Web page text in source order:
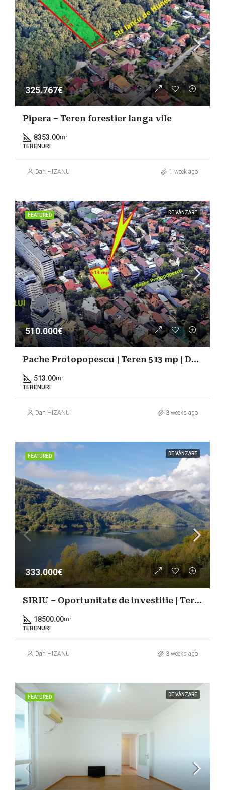
325.767€
Pipera – Teren forestier langa vile
8353.00m²
TERENURI
Dan HIZANU 1 week ago
FEATURED DE VÂNZARE
510.000€
Pache Protopopescu | Teren 513 mp | Dublă deschidere | Potențial investițional
513.00m²
TERENURI
Dan HIZANU 3 weeks ago
FEATURED DE VÂNZARE
333.000€
SIRIU – Oportunitate de investitie | Teren cu PUZ | Intre Lac si Padure
18500.00m²
TERENURI
Dan HIZANU 3 weeks ago
FEATURED DE VÂNZARE